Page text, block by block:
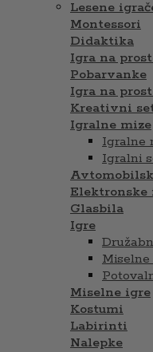
Lesene
Montessori
Didaktika
Igra na
Pobarvanke
Igra na
Kreativni
Igralne mize
Igralne
Igralni
Elektronske
Glasbila
Igre
Miselne
Miselne igre
Kostumi
Labirinti
Nalepke